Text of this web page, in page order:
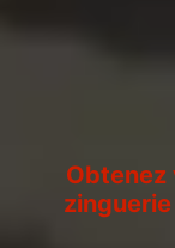
Obtenez